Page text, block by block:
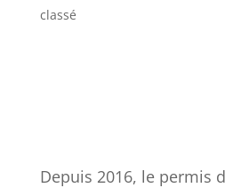
classé
Depuis 2016, le permis